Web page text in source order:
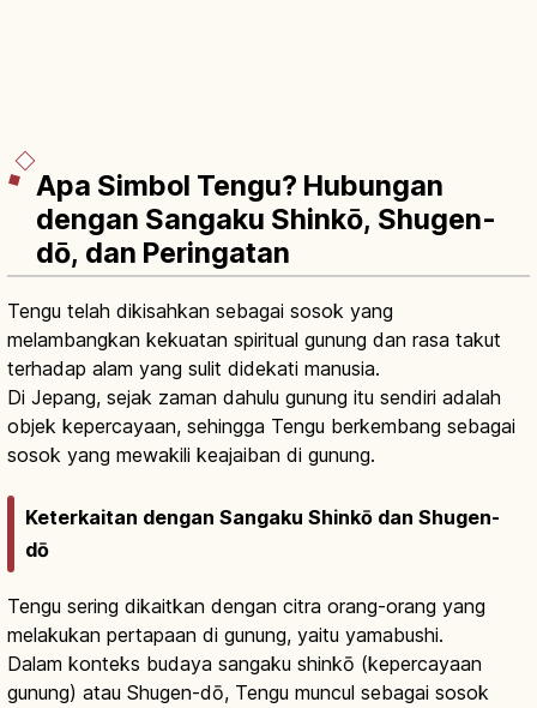
Apa Simbol Tengu? Hubungan
dengan Sangaku Shinkō, Shugen-
dō, dan Peringatan
Tengu telah dikisahkan sebagai sosok yang
melambangkan kekuatan spiritual gunung dan rasa takut
terhadap alam yang sulit didekati manusia.
Di Jepang, sejak zaman dahulu gunung itu sendiri adalah
objek kepercayaan, sehingga Tengu berkembang sebagai
sosok yang mewakili keajaiban di gunung.
Keterkaitan dengan Sangaku Shinkō dan Shugen-
dō
Tengu sering dikaitkan dengan citra orang-orang yang
melakukan pertapaan di gunung, yaitu yamabushi.
Dalam konteks budaya sangaku shinkō (kepercayaan
gunung) atau Shugen-dō, Tengu muncul sebagai sosok